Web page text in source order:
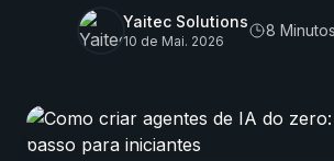
Yaitec Solutions
10 de Mai. 2026
8